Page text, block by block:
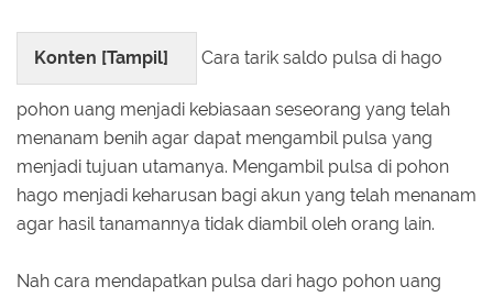
Konten [Tampil] Cara tarik saldo pulsa di hago
pohon uang menjadi kebiasaan seseorang yang telah
menanam benih agar dapat mengambil pulsa yang
menjadi tujuan utamanya. Mengambil pulsa di pohon
hago menjadi keharusan bagi akun yang telah menanam
agar hasil tanamannya tidak diambil oleh orang lain.
Nah cara mendapatkan pulsa dari hago pohon uang